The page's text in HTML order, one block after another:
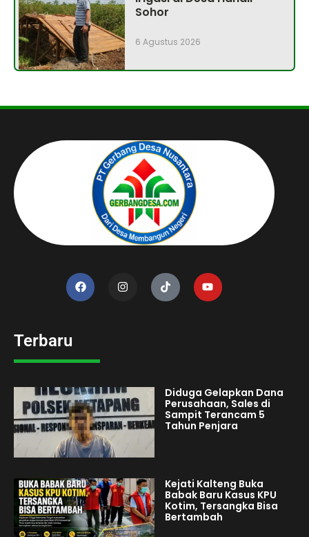
Sohor
6 Agustus 2026
Terbaru
Diduga Gelapkan Dana
Perusahaan, Sales di
Sampit Terancam 5
Tahun Penjara
Kejati Kalteng Buka
Babak Baru Kasus KPU
Kotim, Tersangka Bisa
Bertambah